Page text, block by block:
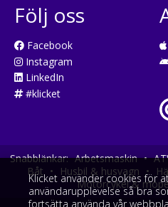
Följ oss
Facebook
Instagram
LinkedIn
#klicket
Snabblänkar: Arbetsmaskin •
Båt • Husbil & husvagn •
Motorcykel &
Klicket använder cookies för
användarupplevelse så bra
fortsätta använda vår